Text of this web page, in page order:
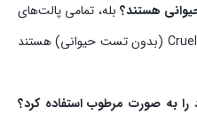
هستند؟ بله، تمامی پالت‌های
سایه رولوشن ریلودد، Cruelty-Free (بدون تست حیوانی) هستند
را به صورت مرطوب استفاده کرد؟